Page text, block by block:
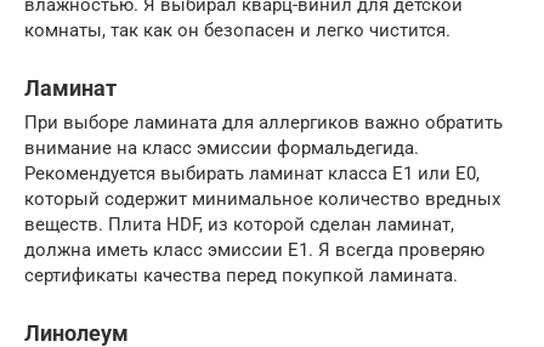
влажностью. Я выбирал кварц-винил для детской
комнаты, так как он безопасен и легко чистится.
Ламинат
При выборе ламината для аллергиков важно обратить
внимание на класс эмиссии формальдегида.
Рекомендуется выбирать ламинат класса E1 или E0,
который содержит минимальное количество вредных
веществ. Плита HDF, из которой сделан ламинат,
должна иметь класс эмиссии Е1. Я всегда проверяю
сертификаты качества перед покупкой ламината.
Линолеум